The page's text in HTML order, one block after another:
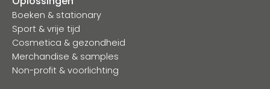
Boeken & stationary
Sport & vrije tijd
Cosmetica & gezondheid
Merchandise & samples
Non-profit & voorlichting